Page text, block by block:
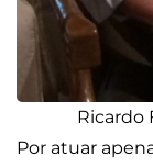
Ricardo
Por atuar